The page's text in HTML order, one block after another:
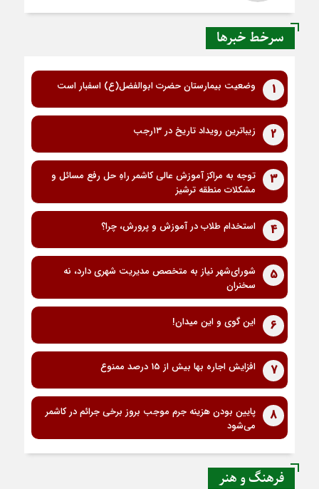
سرخط خبرها
1 وضعیت بیمارستان حضرت ابوالفضل(ع) اسفبار است
2 زیباترین رویداد تاریخ در ۱۳رجب
3
توجه به مراکز آموزش عالی کاشمر راهِ حل رفع مسائل و
مشکلات منطقه ترشیز
4 استخدام طلاب در آموزش و پرورش، چرا؟
5
شورای‌شهر نیاز به متخصص مدیریت شهری دارد، نه
سخنران
6 این گوی و این میدان!
7 افزایش اجاره بها بیش از 15 درصد ممنوع
8
پایین بودن هزینه جرم موجب بروز برخی جرائم در کاشمر
می‌شود
فرهنگ و هنر